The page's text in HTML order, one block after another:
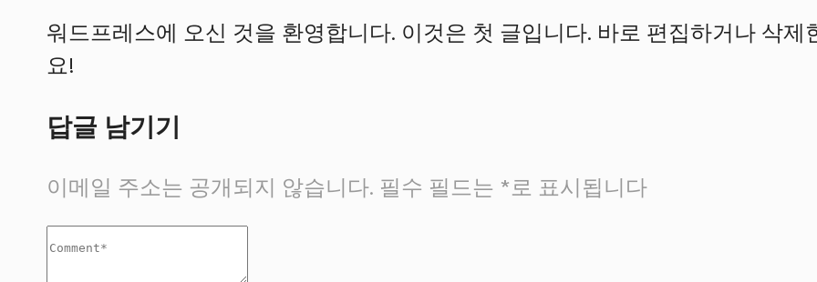
워드프레스에 오신 것을 환영합니다. 이것은 첫 글입니다. 바로 편집하거나 삭제
요!
답글 남기기
이메일 주소는 공개되지 않습니다. 필수 필드는 *로 표시됩니다